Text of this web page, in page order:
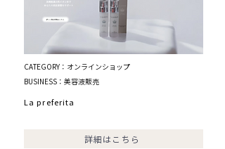
CATEGORY：オンラインショップ
BUSINESS：美容液販売
La preferita
詳細はこちら